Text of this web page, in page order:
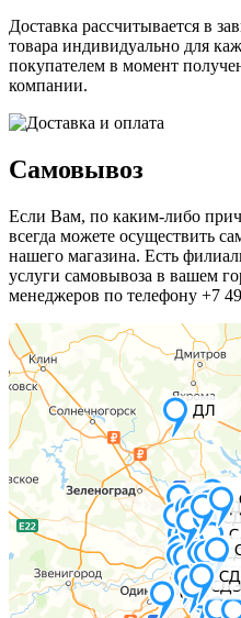
Доставка рассчитывается в
товара индивидуально для
покупателем в момент
компании.
Самовывоз
Если Вам, по каким-либо
всегда можете осуществить
нашего магазина. Есть
услуги самовывоза в вашем
менеджеров по телефону +7